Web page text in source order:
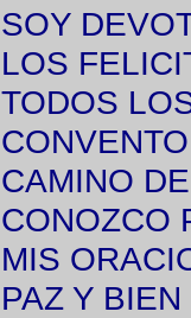
SOY
LOS
TODOS
CAMINO
CONOZCO
MIS
PAZ Y